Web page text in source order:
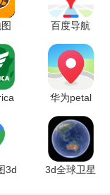
己的出行路线分
可以体验到最新的
百度导航
21.19.0 官
方版
华为petal
地图
安卓版
3d
3d全球卫星